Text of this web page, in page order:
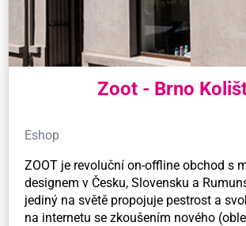
Zoot - Brno
Eshop
ZOOT je revoluční on-offline obchod s
designem v Česku, Slovensku a
jediný na světě propojuje pestrost a
na internetu se zkoušením nového